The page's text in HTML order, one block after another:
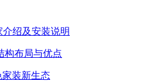
介绍及安装说明
构布局与优点
装新生态